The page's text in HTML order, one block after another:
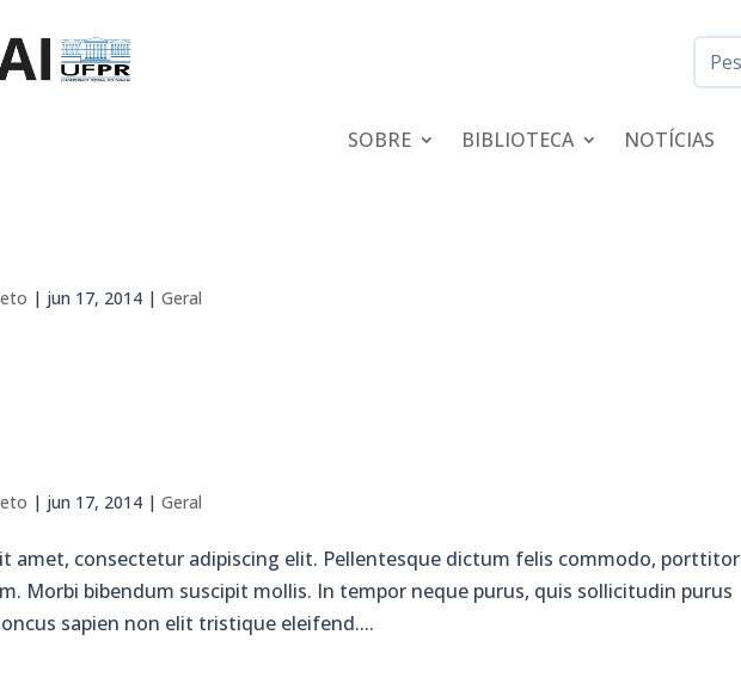
SOBRE BIBLIOTECA NOTÍCIAS
| jun 17, 2014 |Geral
| jun 17, 2014 |Geral
amet, consectetur adipiscing elit. Pellentesque dictum felis commodo, porttitor
Morbi bibendum suscipit mollis. In tempor neque purus, quis sollicitudin purus
sapien non elit tristique eleifend....